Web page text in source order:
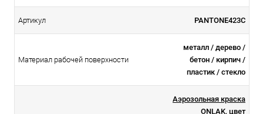
Артикул PANTONE423C
Материал рабочей поверхности
металл / дерево /
бетон / кирпич /
пластик / стекло
Аэрозольная краска
ONLAK, цвет